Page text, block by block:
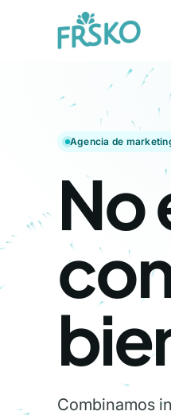
Agencia de
No
Combinamos